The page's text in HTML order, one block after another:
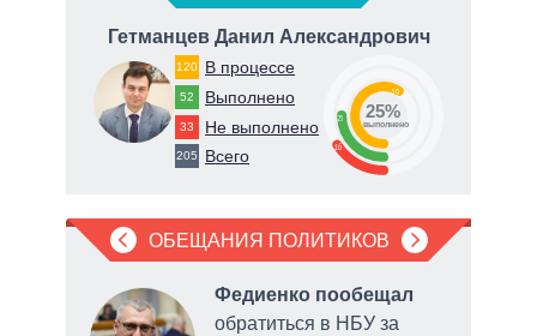
Гетманцев Данил Александрович
120 В процессе
52 Выполнено
33 Не выполнено
205 Всего 16
25
59
25%
выполнено
ОБЕЩАНИЯ ПОЛИТИКОВ
Федиенко пообещал
обратиться в НБУ за